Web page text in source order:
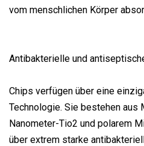
vom menschlichen Körper
Antibakterielle und
Chips verfügen über eine
Technologie. Sie bestehen aus
Nanometer-Tio2 und polarem
über extrem starke